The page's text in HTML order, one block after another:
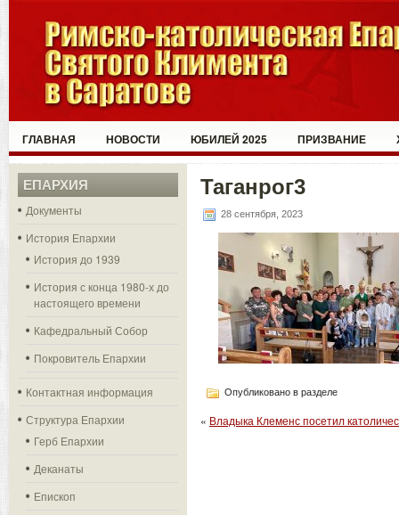
ГЛАВНАЯ НОВОСТИ ЮБИЛЕЙ 2025 ПРИЗВАНИЕ
ЕПАРХИЯ
Документы
История Епархии
История до 1939
История с конца 1980-х до
настоящего времени
Кафедральный Собор
Покровитель Епархии
Контактная информация
Структура Епархии
Герб Епархии
Деканаты
Епископ
Таганрог3
28 сентября, 2023
Опубликовано в разделе
« Владыка Клеменс посетил